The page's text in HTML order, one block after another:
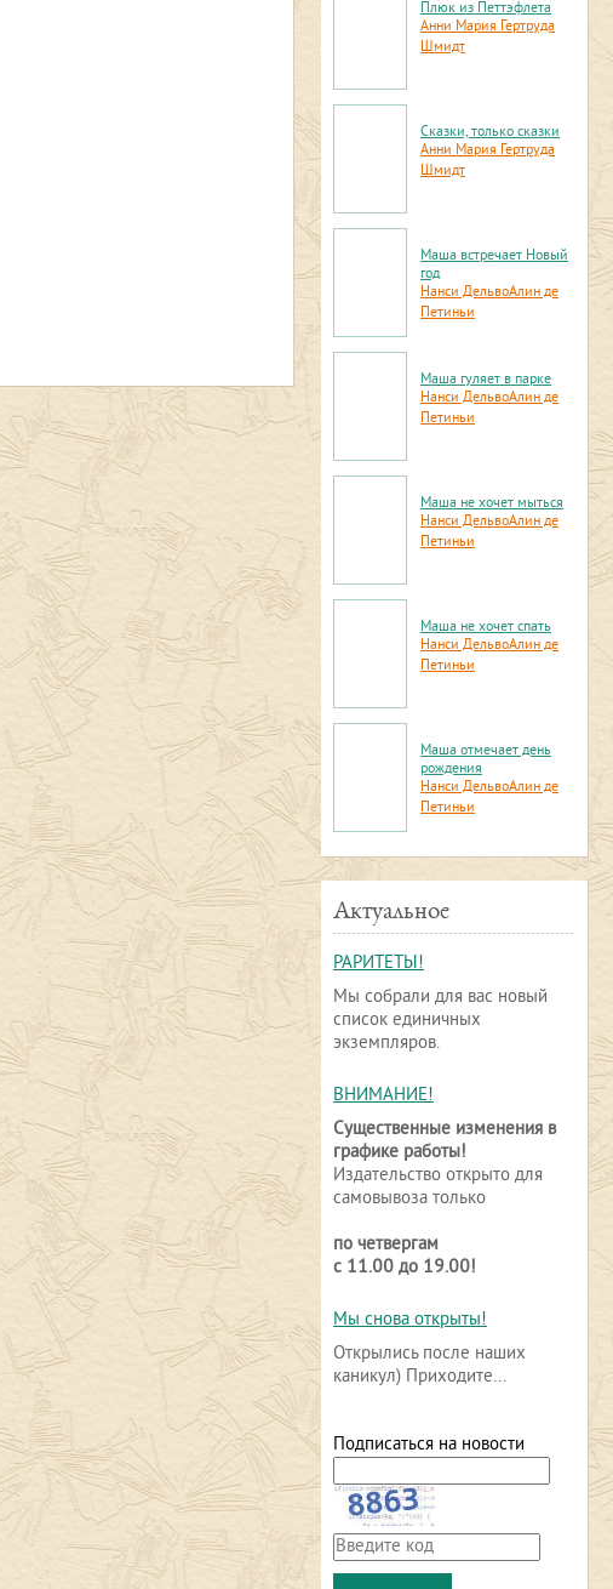
Плюк из Петтэфлета
Анни Мария Гертруда
Шмидт
Сказки, только сказки
Анни Мария Гертруда
Шмидт
Маша встречает Новый
год
Нанси ДельвоАлин де
Петиньи
Маша гуляет в парке
Нанси ДельвоАлин де
Петиньи
Маша не хочет мыться
Нанси ДельвоАлин де
Петиньи
Маша не хочет спать
Нанси ДельвоАлин де
Петиньи
Маша отмечает день
рождения
Нанси ДельвоАлин де
Петиньи
Актуальное
РАРИТЕТЫ!
Мы собрали для вас новый
список единичных
экземпляров.
ВНИМАНИЕ!
Существенные изменения в
графике работы!
Издательство открыто для
самовывоза только
по четвергам
с 11.00 до 19.00!
Мы снова открыты!
Открылись после наших
каникул) Приходите...
Подписаться на новости